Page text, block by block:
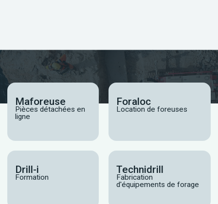
Maforeuse
Pièces détachées en
ligne
Foraloc
Location de foreuses
Drill-i
Formation
Technidrill
Fabrication
d'équipements de forage